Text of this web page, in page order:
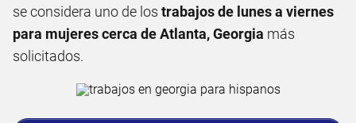
se considera uno de los trabajos de lunes a viernes
para mujeres cerca de Atlanta, Georgia más
solicitados.